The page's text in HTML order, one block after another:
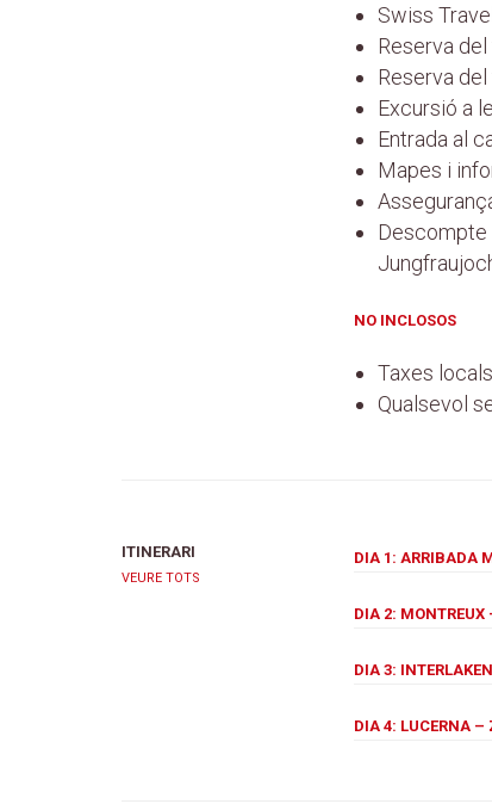
Swiss
Reserva del
Reserva
Excursió a
Entrada al
Mapes i
Descompte
NO INCLOSOS
Taxes locals.
Qualsevol
ITINERARI
VEURE TOTS
DIA 1: ARRIBADA
DIA 2: MONTREUX
DIA 3:
DIA 4: LUCERNA –